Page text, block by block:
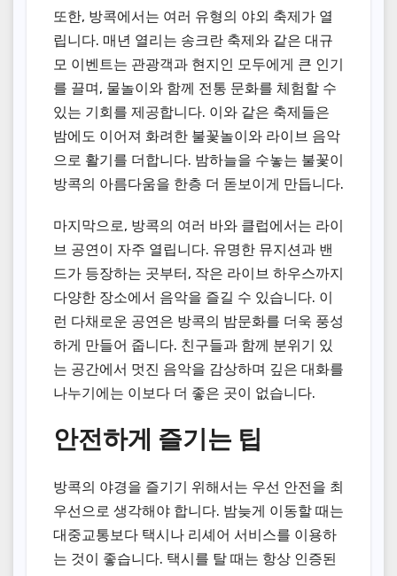
또한, 방콕에서는 여러 유형의 야외 축제가 열
립니다. 매년 열리는 송크란 축제와 같은 대규
모 이벤트는 관광객과 현지인 모두에게 큰 인기
를 끌며, 물놀이와 함께 전통 문화를 체험할 수
있는 기회를 제공합니다. 이와 같은 축제들은
밤에도 이어져 화려한 불꽃놀이와 라이브 음악
으로 활기를 더합니다. 밤하늘을 수놓는 불꽃이
방콕의 아름다움을 한층 더 돋보이게 만듭니다.
마지막으로, 방콕의 여러 바와 클럽에서는 라이
브 공연이 자주 열립니다. 유명한 뮤지션과 밴
드가 등장하는 곳부터, 작은 라이브 하우스까지
다양한 장소에서 음악을 즐길 수 있습니다. 이
런 다채로운 공연은 방콕의 밤문화를 더욱 풍성
하게 만들어 줍니다. 친구들과 함께 분위기 있
는 공간에서 멋진 음악을 감상하며 깊은 대화를
나누기에는 이보다 더 좋은 곳이 없습니다.
안전하게 즐기는 팁
방콕의 야경을 즐기기 위해서는 우선 안전을 최
우선으로 생각해야 합니다. 밤늦게 이동할 때는
대중교통보다 택시나 리셰어 서비스를 이용하
는 것이 좋습니다. 택시를 탈 때는 항상 인증된